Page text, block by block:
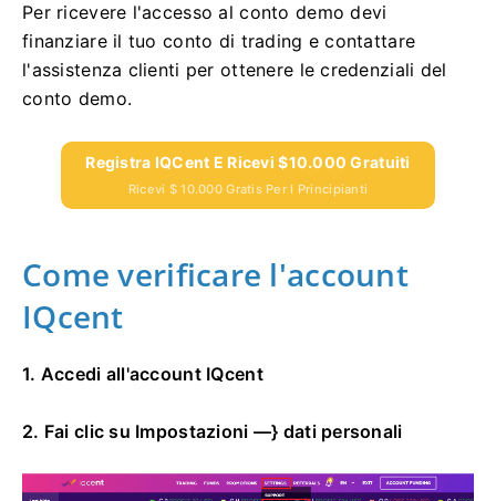
Per ricevere l'accesso al conto demo devi
finanziare il tuo conto di trading e contattare
l'assistenza clienti per ottenere le credenziali del
conto demo.
Registra IQCent E Ricevi $10.000 Gratuiti
Ricevi $ 10.000 Gratis Per I Principianti
Come verificare l'account
IQcent
1. Accedi all'account IQcent
2. Fai clic su Impostazioni —} dati personali